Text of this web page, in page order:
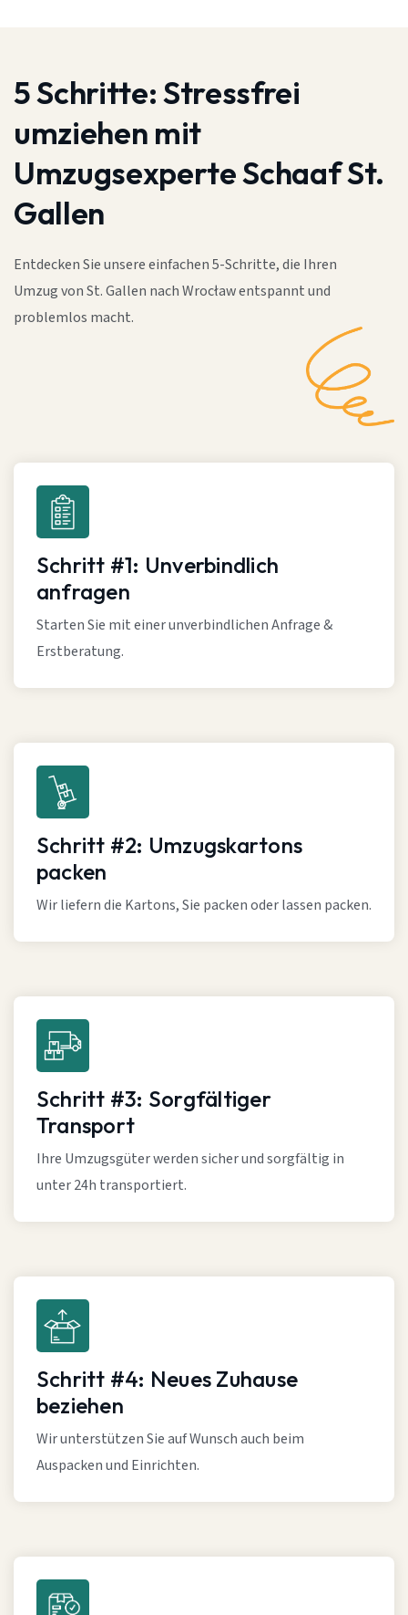
5 Schritte:Stressfrei
umziehen mit
Umzugsexperte Schaaf St.
Gallen
Entdecken Sie unsere einfachen 5-Schritte, die Ihren
Umzug von St. Gallen nach Wrocław entspannt und
problemlos macht.
Schritt #1: Unverbindlich
anfragen
Starten Sie mit einer unverbindlichen Anfrage &
Erstberatung.
Schritt #2: Umzugskartons
packen
Wir liefern die Kartons, Sie packen oder lassen packen.
Schritt #3: Sorgfältiger
Transport
Ihre Umzugsgüter werden sicher und sorgfältig in
unter 24h transportiert.
Schritt #4: Neues Zuhause
beziehen
Wir unterstützen Sie auf Wunsch auch beim
Auspacken und Einrichten.